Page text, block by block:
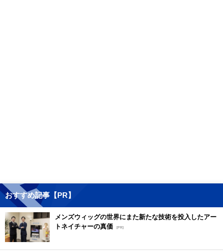
おすすめ記事【PR】
メンズウィッグの世界にまた新たな技術を投入したアー
トネイチャーの真価 [PR]